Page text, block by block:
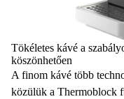
Tökéletes kávé a
köszönhetően
A finom kávé több
közülük a Thermoblock